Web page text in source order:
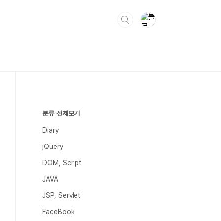
분류 전체보기
Diary
jQuery
DOM, Script
JAVA
JSP, Servlet
FaceBook